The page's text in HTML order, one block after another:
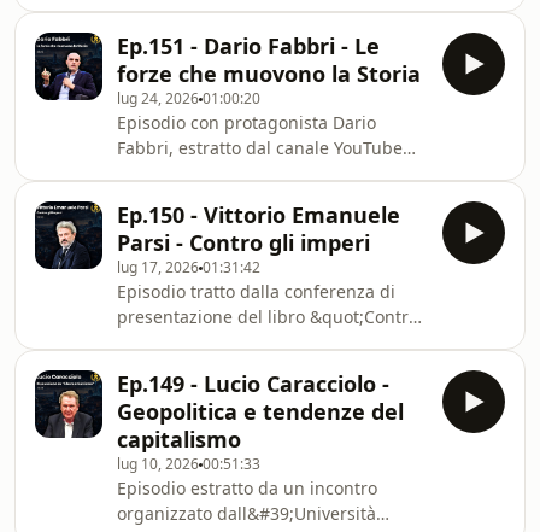
L&#39;intervento è estratto da un
webinar del 15 gennaio 2026.Video
originale su YouTube:
https://www.youtube.com/watch?
v=rUMJY9Y6CbQ Link a Imperium
Podcast - Geopolitica:
https://open.spotify.com/show/
Ep.151 - Dario Fabbri - Le
forze che muovono la Storia
lug 24, 202601:00:20
Episodio con protagonista Dario
Fabbri, estratto dal canale YouTube
forze che muovono la Storia&quot;
tenutosi da remoto il 4 luglio 2026 dal
West Coast Meeting di Finale
Ligure.Video originale:
https://www.youtube.com/watch?
v=pHz02BrnsMELink a Imperium
Podcast - Geopolitica:
https://open.spotify.com/show/
Ep.150 - Vittorio Emanuele
Parsi - Contro gli imperi
lug 17, 202601:31:42
Episodio tratto dalla conferenza di
presentazione del libro &quot;Contro
Accademia delle Scienze di Torino.
Video originale su YouTube:
https://www.youtube.com/watch?
v=nlHW9bk8i_A Link a Imperium
Podcast Geopolitica:
https://open.spotify.com/show/
Ep.149 - Lucio Caracciolo -
Geopolitica e tendenze del
capitalismo
lug 10, 202600:51:33
Episodio estratto da un incontro
organizzato dall&#39;Università